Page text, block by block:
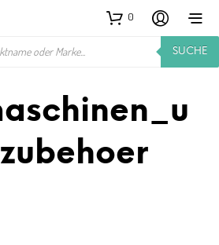
0
SUCHE